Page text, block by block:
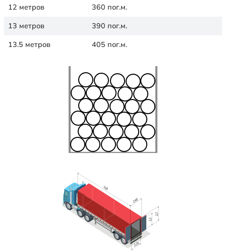
12 метров 360 пог.м.
13 метров 390 пог.м.
13.5 метров 405 пог.м.